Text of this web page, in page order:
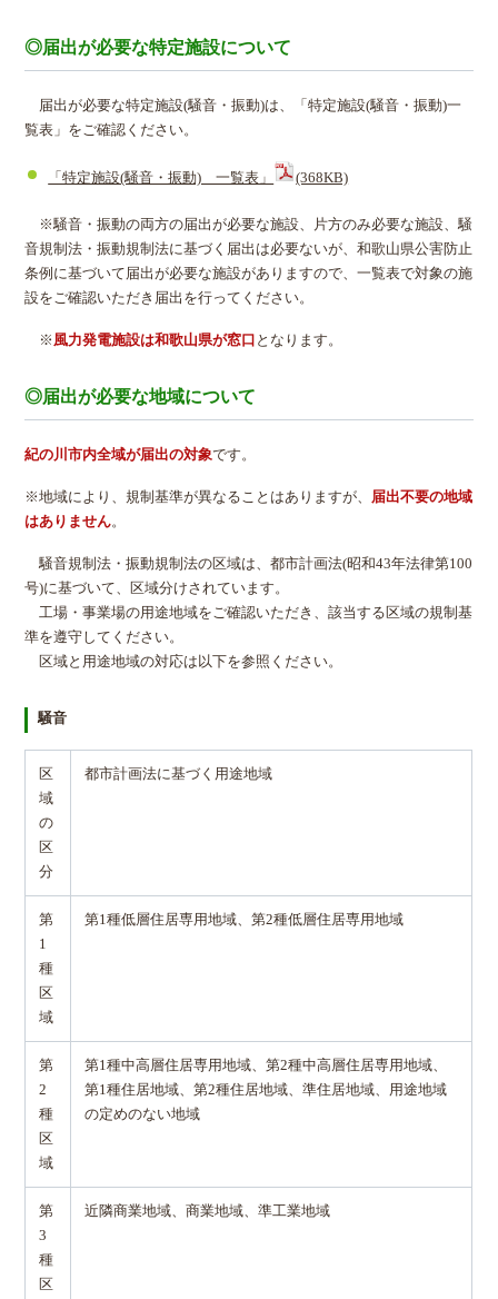
◎届出が必要な特定施設について
届出が必要な特定施設(騒音・振動)は、「特定施設(騒音・振動)一
覧表」をご確認ください。
「特定施設(騒音・振動) 一覧表」 (368KB)
※騒音・振動の両方の届出が必要な施設、片方のみ必要な施設、騒
音規制法・振動規制法に基づく届出は必要ないが、和歌山県公害防止
条例に基づいて届出が必要な施設がありますので、一覧表で対象の施
設をご確認いただき届出を行ってください。
※ 風力発電施設は和歌山県が窓口 となります。
◎届出が必要な地域について
紀の川市内全域が届出の対象です。
※地域により、規制基準が異なることはありますが、 届出不要の地域
はありません。
騒音規制法・振動規制法の区域は、都市計画法(昭和43年法律第100
号)に基づいて、区域分けされています。
工場・事業場の用途地域をご確認いただき、該当する区域の規制基
準を遵守してください。
区域と用途地域の対応は以下を参照ください。
騒音
区
域
の
区
分
都市計画法に基づく用途地域
第
1
種
区
域
第1種低層住居専用地域、第2種低層住居専用地域
第
2
種
区
域
第1種中高層住居専用地域、第2種中高層住居専用地域、
第1種住居地域、第2種住居地域、準住居地域、用途地域
の定めのない地域
第
3
種
区
近隣商業地域、商業地域、準工業地域